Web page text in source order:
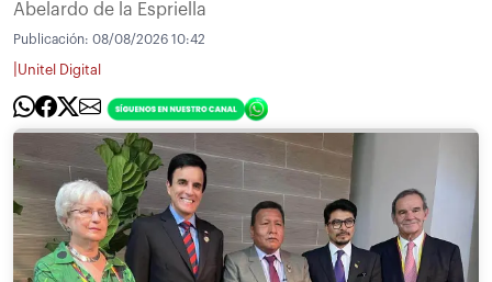
Abelardo de la Espriella
Publicación: 08/08/2026 10:42
Unitel Digital